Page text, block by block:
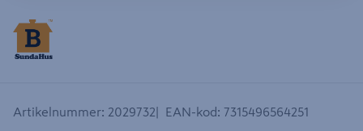
Artikelnummer: 2029732 EAN-kod: 7315496564251